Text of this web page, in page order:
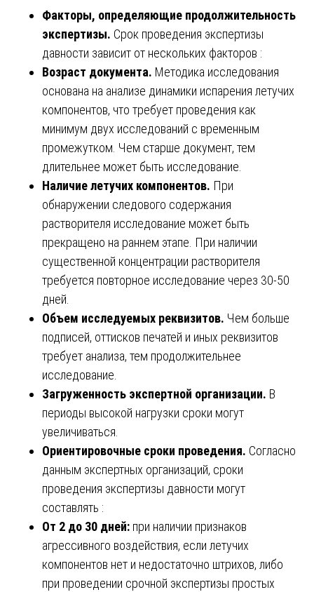
Факторы, определяющие продолжительность
экспертизы. Срок проведения экспертизы
давности зависит от нескольких факторов :
Возраст документа. Методика исследования
основана на анализе динамики испарения летучих
компонентов, что требует проведения как
минимум двух исследований с временным
промежутком. Чем старше документ, тем
длительнее может быть исследование.
Наличие летучих компонентов. При
обнаружении следового содержания
растворителя исследование может быть
прекращено на раннем этапе. При наличии
существенной концентрации растворителя
требуется повторное исследование через 30-50
дней.
Объем исследуемых реквизитов. Чем больше
подписей, оттисков печатей и иных реквизитов
требует анализа, тем продолжительнее
исследование.
Загруженность экспертной организации. В
периоды высокой нагрузки сроки могут
увеличиваться.
Ориентировочные сроки проведения. Согласно
данным экспертных организаций, сроки
проведения экспертизы давности могут
составлять :
От 2 до 30 дней: при наличии признаков
агрессивного воздействия, если летучих
компонентов нет и недостаточно штрихов, либо
при проведении срочной экспертизы простых